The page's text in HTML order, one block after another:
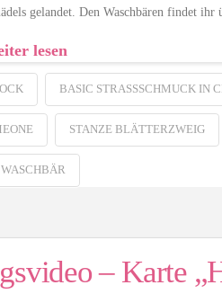
gelandet. Den Waschbären findet
lesen
BASIC STRASSSCHMUCK IN
STANZE BLÄTTERZWEIG
WASCHBÄR
– Karte